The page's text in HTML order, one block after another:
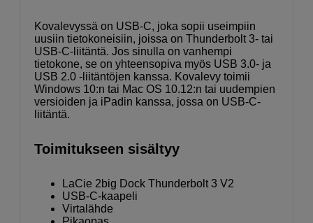
Kovalevyssä on USB-C, joka sopii useimpiin
uusiin tietokoneisiin, joissa on Thunderbolt 3- tai
USB-C-liitäntä. Jos sinulla on vanhempi
tietokone, se on yhteensopiva myös USB 3.0- ja
USB 2.0 -liitäntöjen kanssa. Kovalevy toimii
Windows 10:n tai Mac OS 10.12:n tai uudempien
versioiden ja iPadin kanssa, jossa on USB-C-
liitäntä.
Toimitukseen sisältyy
LaCie 2big Dock Thunderbolt 3 V2
USB-C-kaapeli
Virtalähde